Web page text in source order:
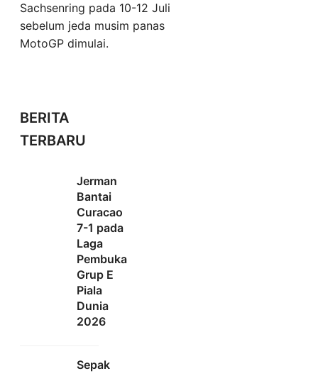
Sachsenring pada 10-12 Juli
sebelum jeda musim panas
MotoGP dimulai.
BERITA
TERBARU
Jerman
Bantai
Curacao
7-1 pada
Laga
Pembuka
Grup E
Piala
Dunia
2026
Sepak